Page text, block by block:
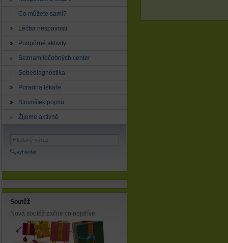
Co můžete sami?
Léčba nespavosti
Podpůrné aktivity
Seznam léčebných center
Sebediagnostika
Poradna lékaře
Slovníček pojmů
Žijeme aktivně
vyhledat
Soutěž
Nová soutěž začne co nejdříve.